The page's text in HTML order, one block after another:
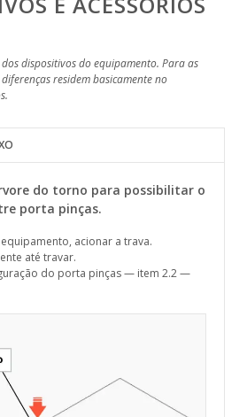
dispositivos do equipamento. Para as
residem basicamente no
do torno para possibilitar o
porta pinças.
acionar a trava.
até travar.
do porta pinças — item 2.2 —